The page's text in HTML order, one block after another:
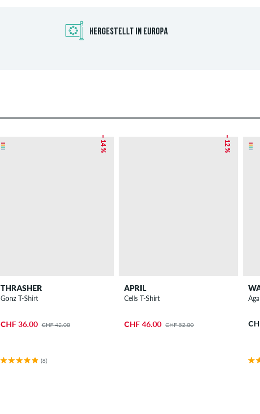
HERGESTELLT IN EUROPA
– 14 %
THRASHER
Gonz T-Shirt
CHF 36.00 CHF 42.00
(8)
– 12 %
APRIL
Cells T-Shirt
CHF 46.00 CHF 52.00